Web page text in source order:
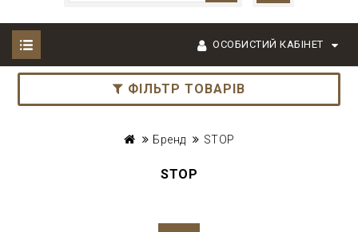
ОСОБИСТИЙ КАБІНЕТ
ФІЛЬТР ТОВАРІВ
Бренд STOP
STOP